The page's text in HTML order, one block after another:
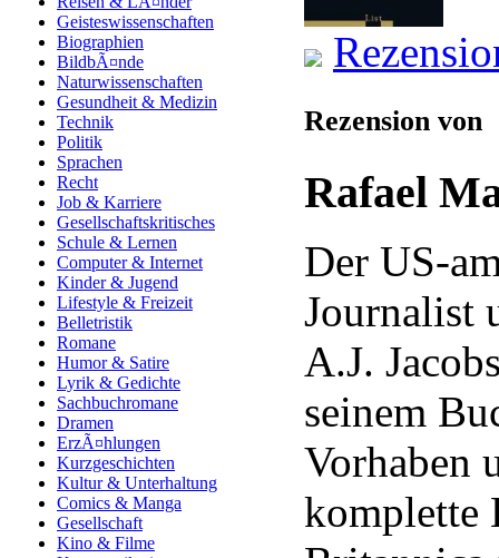
Geisteswissenschaften
Biographien
BildbÃ¤nde
Naturwissenschaften
Gesundheit & Medizin
Technik
Politik
Sprachen
Recht
Job & Karriere
Gesellschaftskritisches
Schule & Lernen
Computer & Internet
Kinder & Jugend
Lifestyle & Freizeit
Belletristik
Romane
Humor & Satire
Lyrik & Gedichte
Sachbuchromane
Dramen
ErzÃ¤hlungen
Kurzgeschichten
Kultur & Unterhaltung
Comics & Manga
Gesellschaft
Kino & Filme
Rezension von
Rafael
Der US-
Journalist
A.J.
seinem
Vorhaben
komplette